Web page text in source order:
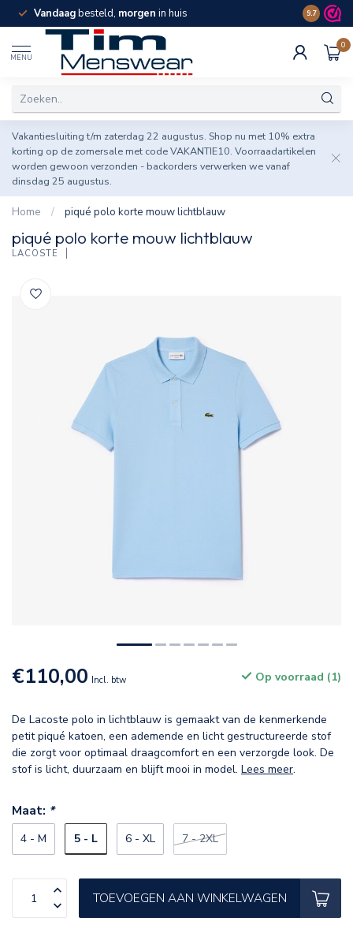
Vandaagbesteld, morgen in huis Spaar
9.7
MENU
0
Vakantiesluiting t/m zaterdag 22 augustus. Shop nu met 10% extra
korting op de zomersale met code VAKANTIE10. Voorraadartikelen
worden gewoon verzonden - backorders verwerken we vanaf
dinsdag 25 augustus.
Home / piqué polo korte mouw lichtblauw
piqué polo korte mouw lichtblauw
LACOSTE
€110,00 Incl. btw Op voorraad (1)
De Lacoste polo in lichtblauw is gemaakt van de kenmerkende
petit piqué katoen, een ademende en licht gestructureerde stof
die zorgt voor optimaal draagcomfort en een verzorgde look. De
stof is licht, duurzaam en blijft mooi in model. Lees meer.
Maat: *
4 - M 5 - L 6 - XL 7 - 2XL
TOEVOEGEN AAN WINKELWAGEN